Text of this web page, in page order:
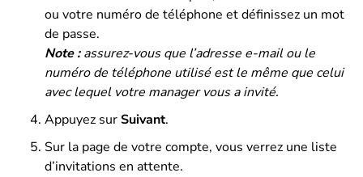
ou votre numéro de téléphone et définissez un mot
de passe.
Note :assurez-vous que l’adresse e-mail ou le
numéro de téléphone utilisé est le même que celui
avec lequel votre manager vous a invité.
Appuyez surSuivant.
Sur la page de votre compte, vous verrez une liste
d’invitations en attente.